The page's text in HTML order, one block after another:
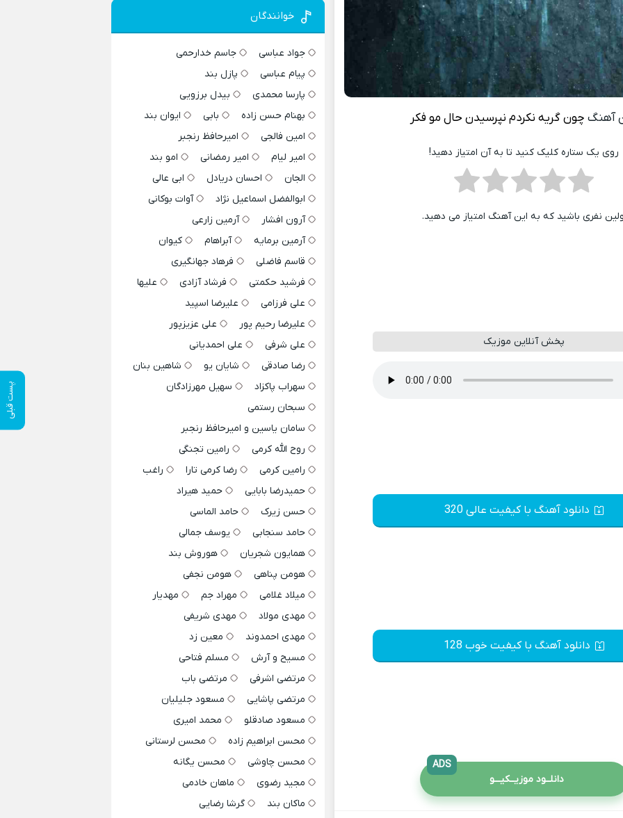
پست قبلی
آهنگ چون گریه نکردم نپرسیدن حال مو فکر
روی یک ستاره کلیک کنید تا به آن امتیاز دهید!
نفری باشید که به این آهنگ امتیاز می دهید.
پخش آنلاین موزیک
دانلود آهنگ با کیفیت عالی 320
دانلود آهنگ با کیفیت خوب 128
دانلــود موزیــکیـــو
ADS
خوانندگان
جواد عباسی
جاسم خدارحمی
پیام عباسی
پازل بند
پارسا محمدی
بیدل برزویی
بهنام حسن زاده
بابی
ایوان بند
امین فالجی
امیرحافظ رنجبر
امیر لیام
امیر رمضانی
امو بند
الجان
احسان دریادل
ابی عالی
ابوالفضل اسماعیل نژاد
آوات بوکانی
آرون افشار
آرمین زارعی
آرمین برمایه
آبراهام
کیوان
قاسم فاضلی
فرهاد جهانگیری
فرشید حکمتی
فرشاد آزادی
علیها
علی فرزامی
علیرضا اسپید
علیرضا رحیم پور
علی عزیزپور
علی شرفی
علی احمدیانی
رضا صادقی
شایان یو
شاهین بنان
سهراب پاکزاد
سهیل مهرزادگان
سبحان رستمی
سامان یاسین و امیرحافظ رنجبر
روح الله کرمی
رامین تجنگی
رامین کرمی
رضا کرمی تارا
راغب
حمیدرضا بابایی
حمید هیراد
حسن زیرک
حامد الماسی
حامد سنجابی
یوسف جمالی
همایون شجریان
هوروش بند
هومن پناهی
هومن نجفی
میلاد غلامی
مهراد جم
مهدیار
مهدی مولاد
مهدی شریفی
مهدی احمدوند
معین زد
مسیح و آرش
مسلم فتاحی
مرتضی اشرفی
مرتضی باب
مرتضی پاشایی
مسعود جلیلیان
مسعود صادقلو
محمد امیری
محسن ابراهیم زاده
محسن لرستانی
محسن چاوشی
محسن یگانه
مجید رضوی
ماهان خادمی
ماکان بند
گرشا رضایی